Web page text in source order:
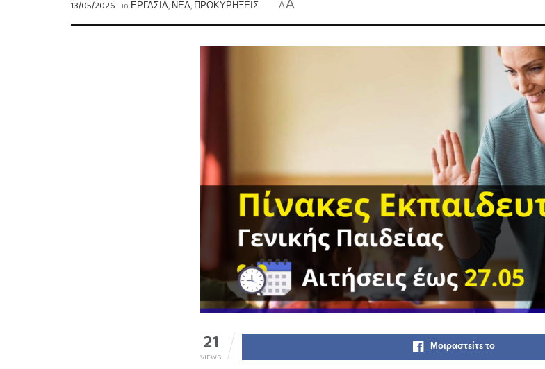
13/05/2026 in ΕΡΓΑΣΙΑ,ΝΕΑ,ΠΡΟΚΥΡΗΞΕΙΣ AA
21
VIEWS
Μοιραστείτε το